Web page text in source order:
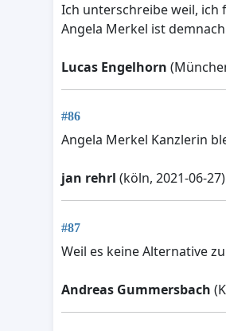
Ich unterschreibe weil, ich
Angela Merkel ist
Lucas Engelhorn
#86
Angela Merkel Kanzlerin
jan rehrl (köln, 2021-06-27)
#87
Weil es keine Alternative
Andreas Gummersbach